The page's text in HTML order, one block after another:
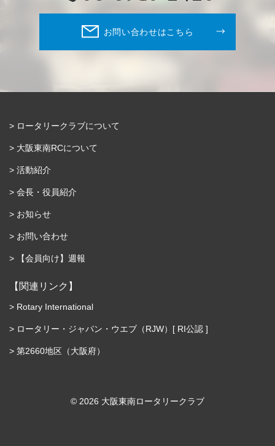
お問い合わせはこちら
ロータリークラブについて
大阪東南RCについて
活動紹介
会長・役員紹介
お知らせ
お問い合わせ
【会員向け】週報
【関連リンク】
Rotary International
ロータリー・ジャパン・ウエブ（RJW）[ RI公認 ]
第2660地区（大阪府）
©︎ 2026 大阪東南ロータリークラブ